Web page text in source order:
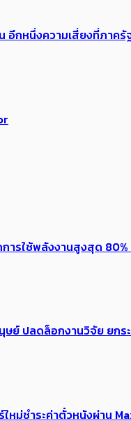
อีกหนึ่งความเสี่ยงที่ภาค
ารใช้พลังงานสูงสุด
ย์ ปลดล็อกงานวิจัย ยก
หม่ชำระค่าตั๋วหนังผ่าน